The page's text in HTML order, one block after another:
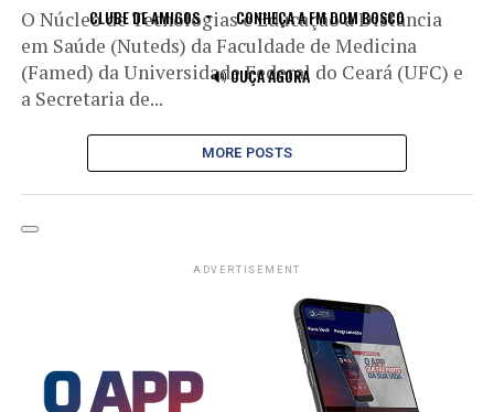
CLUBE DE AMIGOS CONHEÇA A FM DOM BOSCO
🔊 OUÇA AGORA
O Núcleo de Tecnologias e Educação a Distância
em Saúde (Nuteds) da Faculdade de Medicina
(Famed) da Universidade Federal do Ceará (UFC) e
a Secretaria de...
MORE POSTS
ADVERTISEMENT